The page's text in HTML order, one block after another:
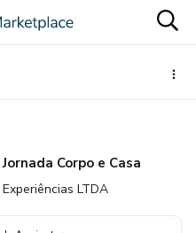
Corpo e Casa
LTDA